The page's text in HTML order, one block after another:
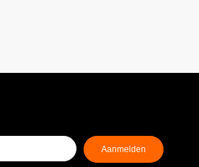
Aanmelden